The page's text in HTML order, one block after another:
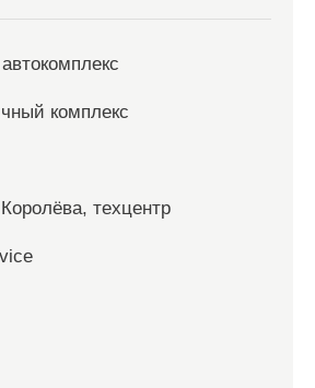
комплекс
техцентр